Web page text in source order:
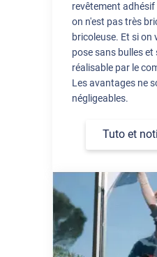
revêtement
on n'est pas très
bricoleuse. Et si on
pose sans bulles et
réalisable par le
Les avantages ne
négligeables.
Tuto et